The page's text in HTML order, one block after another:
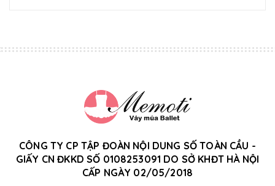
CÔNG TY CP TẬP ĐOÀN NỘI DUNG SỐ TOÀN CẦU -
GIẤY CN ĐKKD SỐ 0108253091 DO SỞ KHĐT HÀ NỘI
CẤP NGÀY 02/05/2018